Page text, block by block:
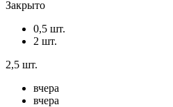
Закрыто
0,5 шт.
2 шт.
2,5 шт.
вчера
вчера